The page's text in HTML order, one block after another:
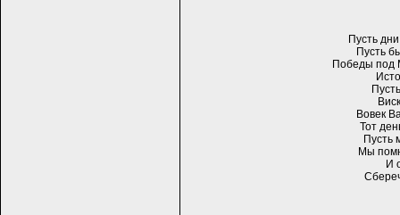
Пусть
Пусть
Победы под
Вовек
Тот
Пусть
Мы
И